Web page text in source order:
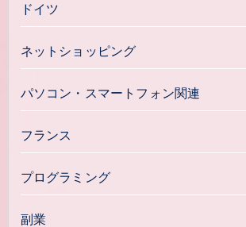
ドイツ
ネットショッピング
パソコン・スマートフォン関連
フランス
プログラミング
副業